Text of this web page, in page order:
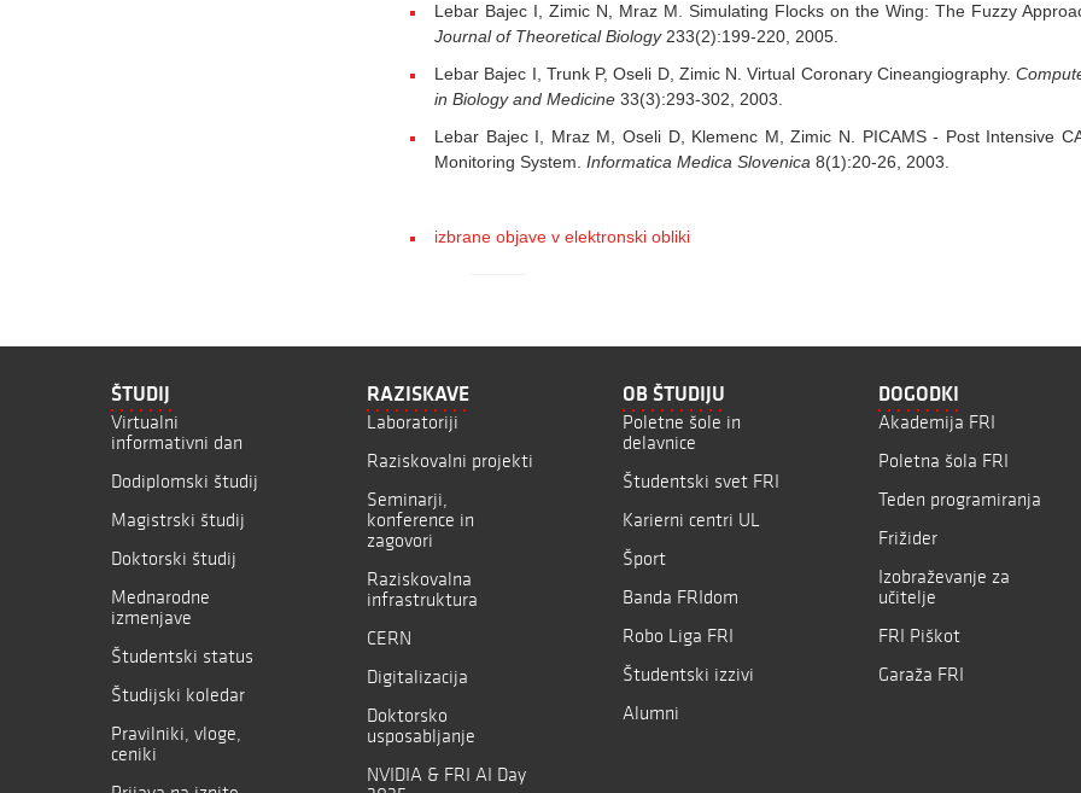
Lebar Bajec I, Zimic N, Mraz M. Simulating Flocks on the Wing: The Fuzzy
Journal of Theoretical Biology233(2):199-220, 2005.
Lebar Bajec I, Trunk P, Oseli D, Zimic N. Virtual Coronary Cineangiography.
in Biology and Medicine 33(3):293-302, 2003.
Lebar Bajec I, Mraz M, Oseli D, Klemenc M, Zimic N. PICAMS - Post Intensive
Monitoring System. Informatica Medica Slovenica 8(1):20-26, 2003.
izbrane objave v elektronski obliki
ŠTUDIJ
Virtualni
informativni dan
Dodiplomski študij
Magistrski študij
Doktorski študij
Mednarodne
izmenjave
Študentski status
Študijski koledar
Pravilniki, vloge,
ceniki
RAZISKAVE
Laboratoriji
Raziskovalni projekti
Seminarji,
konference in
zagovori
Raziskovalna
infrastruktura
CERN
Digitalizacija
Doktorsko
usposabljanje
NVIDIA & FRI AI Day
OB ŠTUDIJU
Poletne šole in
delavnice
Študentski svet FRI
Karierni centri UL
Šport
Banda FRIdom
Robo Liga FRI
Študentski izzivi
Alumni
DOGODKI
Akademija FRI
Poletna šola FRI
Teden programiranja
Frižider
Izobraževanje za
učitelje
FRI Piškot
Garaža FRI